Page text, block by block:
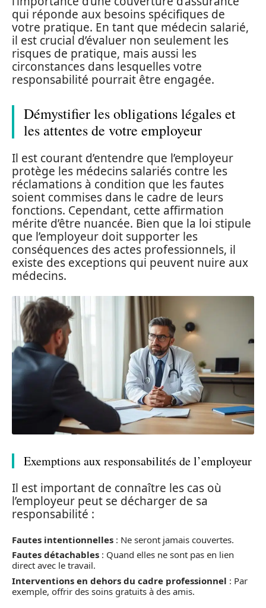
qui réponde aux besoins spécifiques de
votre pratique. En tant que médecin salarié,
il est crucial d’évaluer non seulement les
risques de pratique, mais aussi les
circonstances dans lesquelles votre
responsabilité pourrait être engagée.
Démystifier les obligations légales et
les attentes de votre employeur
Il est courant d’entendre que l’employeur
protège les médecins salariés contre les
réclamations à condition que les fautes
soient commises dans le cadre de leurs
fonctions. Cependant, cette affirmation
mérite d’être nuancée. Bien que la loi stipule
que l’employeur doit supporter les
conséquences des actes professionnels, il
existe des exceptions qui peuvent nuire aux
médecins.
Exemptions aux responsabilités de l’employeur
Il est important de connaître les cas où
l’employeur peut se décharger de sa
responsabilité :
Fautes intentionnelles : Ne seront jamais couvertes.
Fautes détachables : Quand elles ne sont pas en lien
direct avec le travail.
Interventions en dehors du cadre professionnel : Par
exemple, offrir des soins gratuits à des amis.